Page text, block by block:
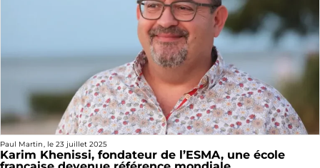
Paul Martin, le 23 juillet 2025
Karim Khenissi, fondateur de l’ESMA, une école